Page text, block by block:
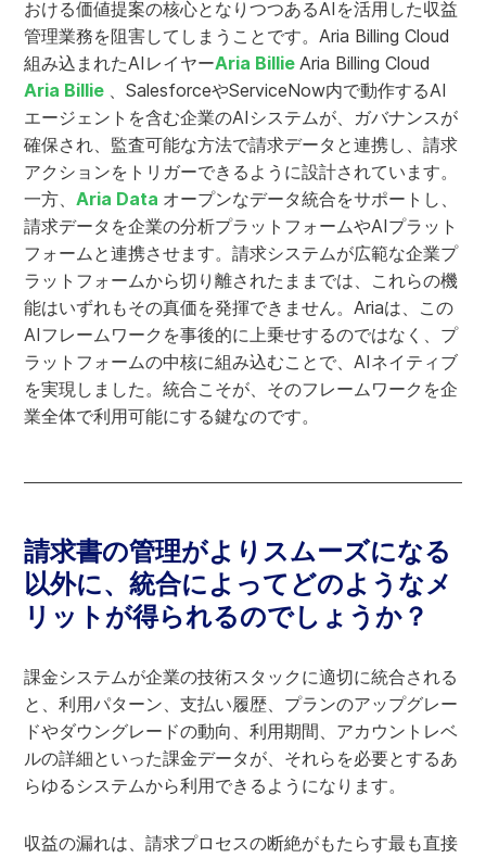
おける価値提案の核心となりつつあるAIを活用した収益
管理業務を阻害してしまうことです。Aria Billing Cloud
組み込まれたAIレイヤーAria BillieAria Billing Cloud
Aria Billie 、SalesforceやServiceNow内で動作するAI
エージェントを含む企業のAIシステムが、ガバナンスが
確保され、監査可能な方法で請求データと連携し、請求
アクションをトリガーできるように設計されています。
一方、Aria Data オープンなデータ統合をサポートし、
請求データを企業の分析プラットフォームやAIプラット
フォームと連携させます。請求システムが広範な企業プ
ラットフォームから切り離されたままでは、これらの機
能はいずれもその真価を発揮できません。Ariaは、この
AIフレームワークを事後的に上乗せするのではなく、プ
ラットフォームの中核に組み込むことで、AIネイティブ
を実現しました。統合こそが、そのフレームワークを企
業全体で利用可能にする鍵なのです。
請求書の管理がよりスムーズになる
以外に、統合によってどのようなメ
リットが得られるのでしょうか？
課金システムが企業の技術スタックに適切に統合される
と、利用パターン、支払い履歴、プランのアップグレー
ドやダウングレードの動向、利用期間、アカウントレベ
ルの詳細といった課金データが、それらを必要とするあ
らゆるシステムから利用できるようになります。
収益の漏れは、請求プロセスの断絶がもたらす最も直接